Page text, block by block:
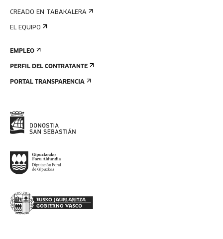
CREADO EN TABAKALERA
EL EQUIPO
EMPLEO
PERFIL DEL CONTRATANTE
PORTAL TRANSPARENCIA